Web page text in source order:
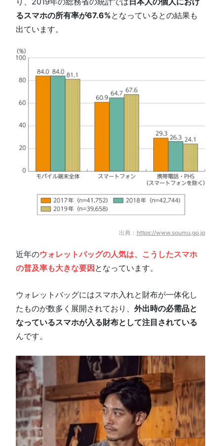
るスマホの所有率が67.6%となっているとの結果も
出ています。
出典： https://www.soumu.go.jp
近年のウォレットバッグの人気は、こうしたスマホ
の普及率も大きな要因 となっています。
ウォレットバッグにはスマホ入れと財布が一体化し
たものが数多く展開されており、外出時の必需品と
なっているスマホが入る財布として注目されている
んです。